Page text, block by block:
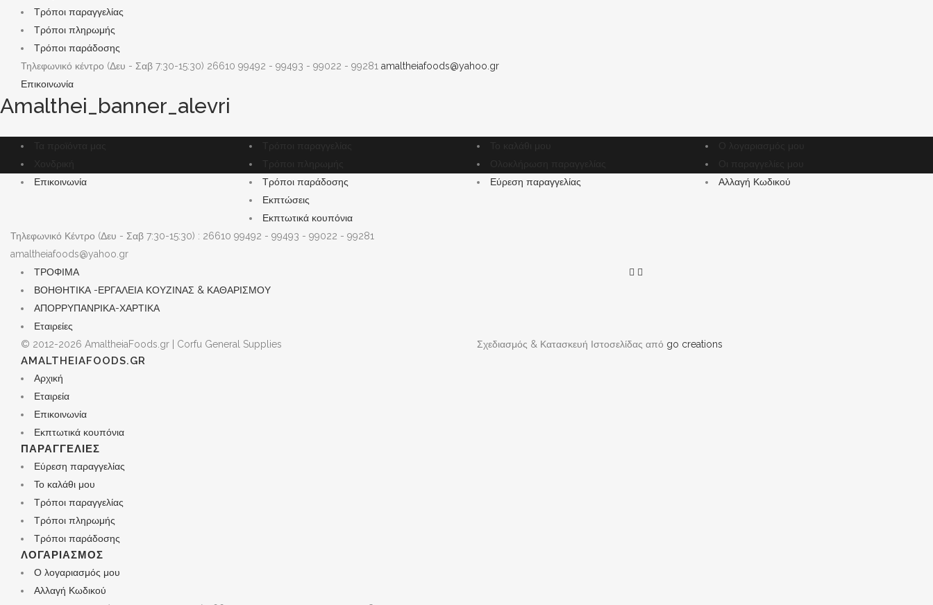
Τρόποι παραγγελίας
Τρόποι πληρωμής
Τρόποι παράδοσης
Τηλεφωνικό κέντρο (Δευ - Σαβ 7:30-15:30) 26610 99492 - 99493 - 99022 - 99281 amaltheiafoods@yahoo.gr
Επικοινωνία
Amalthei_banner_alevri
Επικοινωνία
Τρόποι παράδοσης
Εκπτώσεις
Εκπτωτικά κουπόνια
Εύρεση παραγγελίας
Αλλαγή Κωδικού
Τηλεφωνικό Κέντρο (Δευ - Σαβ 7:30-15:30) : 26610 99492 - 99493 - 99022 - 99281
amaltheiafoods@yahoo.gr
ΤΡΟΦΙΜΑ
ΒΟΗΘΗΤΙΚΑ -ΕΡΓΑΛΕΙΑ ΚΟΥΖΙΝΑΣ & ΚΑΘΑΡΙΣΜΟΥ
ΑΠΟΡΡΥΠΑΝΡΙΚΑ-ΧΑΡΤΙΚΑ
Εταιρείες
© 2012-2026 AmaltheiaFoods.gr | Corfu General Supplies
Σχεδιασμός & Κατασκευή Ιστοσελίδας από go creations
AMALTHEIAFOODS.GR
Αρχική
Εταιρεία
Επικοινωνία
Εκπτωτικά κουπόνια
ΠΑΡΑΓΓΕΛΊΕΣ
Εύρεση παραγγελίας
Το καλάθι μου
Τρόποι παραγγελίας
Τρόποι πληρωμής
Τρόποι παράδοσης
ΛΟΓΑΡΙΑΣΜΌΣ
Ο λογαριασμός μου
Αλλαγή Κωδικού